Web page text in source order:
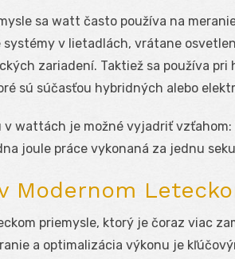
sa watt často používa na
systémy v lietadlách, vrátane
zariadení. Taktiež sa používa
sú súčasťou hybridných alebo
v wattách je možné vyjadriť vzťahom:
joule práce vykonaná za jednu
Modernom
priemysle, ktorý je čoraz viac
a optimalizácia výkonu je